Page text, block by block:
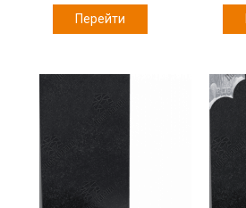
Перейти